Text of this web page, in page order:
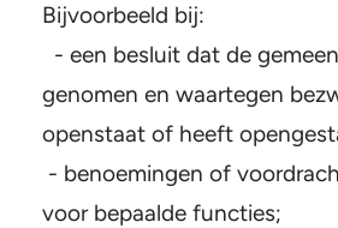
Bijvoorbeeld bij:
- een besluit dat de
genomen en waartegen
openstaat of heeft
- benoemingen of
voor bepaalde functies;